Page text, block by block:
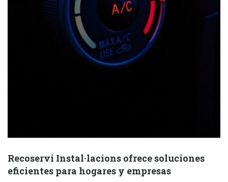
Recoservi Instal·lacions ofrece soluciones
eficientes para hogares y empresas